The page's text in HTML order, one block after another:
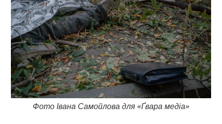
Фото Івана Самойлова для «Ґвара медіа»